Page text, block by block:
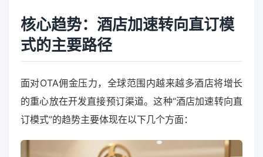
核心趋势：酒店加速转向直订模
式的主要路径
面对OTA佣金压力，全球范围内越来越多酒店将增长
的重心放在开发直接预订渠道。这种“酒店加速转向直
订模式”的趋势主要体现在以下几个方面：